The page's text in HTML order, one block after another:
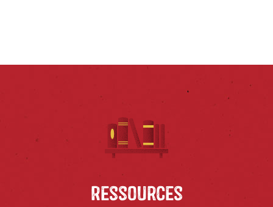
Ressources